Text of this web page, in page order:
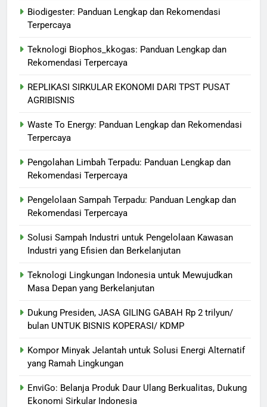
Biodigester: Panduan Lengkap dan Rekomendasi
Terpercaya
Teknologi Biophos_kkogas: Panduan Lengkap dan
Rekomendasi Terpercaya
REPLIKASI SIRKULAR EKONOMI DARI TPST PUSAT
AGRIBISNIS
Waste To Energy: Panduan Lengkap dan Rekomendasi
Terpercaya
Pengolahan Limbah Terpadu: Panduan Lengkap dan
Rekomendasi Terpercaya
Pengelolaan Sampah Terpadu: Panduan Lengkap dan
Rekomendasi Terpercaya
Solusi Sampah Industri untuk Pengelolaan Kawasan
Industri yang Efisien dan Berkelanjutan
Teknologi Lingkungan Indonesia untuk Mewujudkan
Masa Depan yang Berkelanjutan
Dukung Presiden, JASA GILING GABAH Rp 2 trilyun/
bulan UNTUK BISNIS KOPERASI/ KDMP
Kompor Minyak Jelantah untuk Solusi Energi Alternatif
yang Ramah Lingkungan
EnviGo: Belanja Produk Daur Ulang Berkualitas, Dukung
Ekonomi Sirkular Indonesia